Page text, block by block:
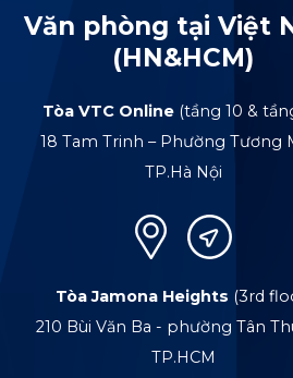
Văn phòng tại Việt
(HN&HCM)
Tòa VTC Online(tầng 10 &
18 Tam Trinh – Phường Tương
TP.Hà Nội
Tòa Jamona Heights (3rd
210 Bùi Văn Ba - phường Tân
TP.HCM